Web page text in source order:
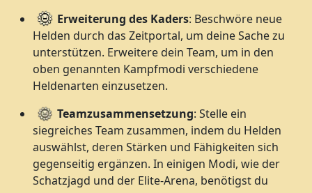
Erweiterung des Kaders: Beschwöre neue
Helden durch das Zeitportal, um deine Sache zu
unterstützen. Erweitere dein Team, um in den
oben genannten Kampfmodi verschiedene
Heldenarten einzusetzen.
Teamzusammensetzung: Stelle ein
siegreiches Team zusammen, indem du Helden
auswählst, deren Stärken und Fähigkeiten sich
gegenseitig ergänzen. In einigen Modi, wie der
Schatzjagd und der Elite-Arena, benötigst du